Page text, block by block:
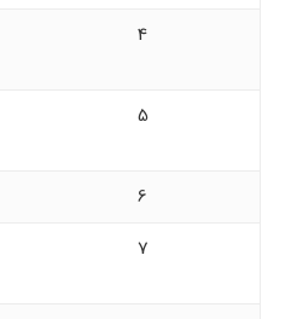
4
5
6
7